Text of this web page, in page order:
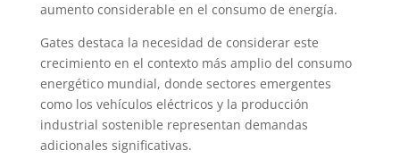
aumento considerable en el consumo de energía.
Gates destaca la necesidad de considerar este
crecimiento en el contexto más amplio del consumo
energético mundial, donde sectores emergentes
como los vehículos eléctricos y la producción
industrial sostenible representan demandas
adicionales significativas.